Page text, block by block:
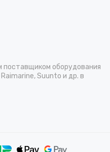
поставщиком оборудования
Suunto и др. в